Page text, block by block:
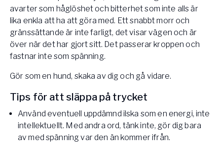
avarter som håglöshet och bitterhet som inte alls är
lika enkla att ha att göra med. Ett snabbt morr och
gränssättande är inte farligt, det visar vägen och är
över när det har gjort sitt. Det passerar kroppen och
fastnar inte som spänning.
Gör som en hund, skaka av dig och gå vidare.
Tips för att släppa på trycket
Använd eventuell uppdämnd ilska som en energi, inte
intellektuellt. Med andra ord, tänk inte, gör dig bara
av med spänning var den än kommer ifrån.